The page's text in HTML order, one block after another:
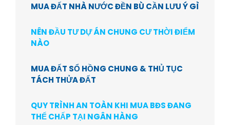
MUA ĐẤT NHÀ NƯỚC ĐỀN BÙ CẦN LƯU Ý GÌ
NÊN ĐẦU TƯ DỰ ÁN CHUNG CƯ THỜI ĐIỂM
NÀO
MUA ĐẤT SỔ HỒNG CHUNG & THỦ TỤC
TÁCH THỬA ĐẤT
QUY TRÌNH AN TOÀN KHI MUA BĐS ĐANG
THẾ CHẤP TẠI NGÂN HÀNG